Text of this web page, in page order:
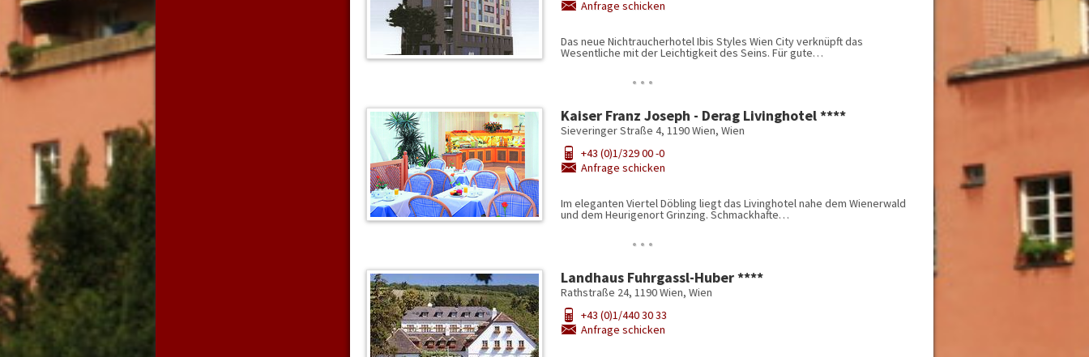
Anfrage schicken
Das neue Nichtraucherhotel Ibis Styles Wien City verknüpft das
Wesentliche mit der Leichtigkeit des Seins. Für gute…
…
Kaiser Franz Joseph - Derag Livinghotel ****
Sieveringer Straße 4, 1190 Wien, Wien
+43 (0)1/329 00 -0
Anfrage schicken
Im eleganten Viertel Döbling liegt das Livinghotel nahe dem Wienerwald
und dem Heurigenort Grinzing. Schmackhafte…
…
Landhaus Fuhrgassl-Huber ****
Rathstraße 24, 1190 Wien, Wien
+43 (0)1/440 30 33
Anfrage schicken